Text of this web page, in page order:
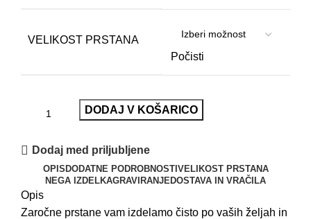
VELIKOST PRSTANA
Počisti
DODAJ V KOŠARICO
Dodaj med priljubljene
OPIS DODATNE PODROBNOSTI VELIKOST PRSTANA
NEGA IZDELKAGRAVIRANJE DOSTAVA IN VRAČILA
Opis
Zaročne prstane vam izdelamo čisto po vaših željah in